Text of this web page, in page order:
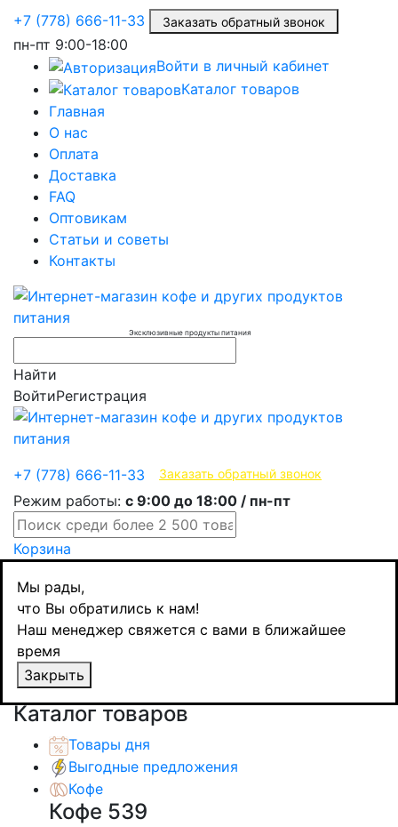
+7 (778) 666-11-33 Заказать обратный звонок
пн-пт 9:00-18:00
Войти в личный кабинет
Каталог товаров
Главная
О нас
Оплата
Доставка
FAQ
Оптовикам
Статьи и советы
Контакты
Эксклюзивные продукты питания
Найти
ВойтиРегистрация
+7 (778) 666-11-33 Заказать обратный звонок
Режим работы: с 9:00 до 18:00 / пн-пт
Корзина
Мы рады,
что Вы обратились к нам!
Наш менеджер свяжется с вами в ближайшее
время
Закрыть
Сиропы / топпинги
Сиропы
Barline сироп Лесная Ягода, стекло, с
дозатором, 1л
Назадтоваров
Каталог товаров
Товары дня
Выгодные предложения
Кофе
Кофе 539